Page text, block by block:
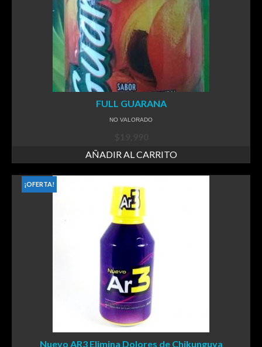
FULL GUARANA
NO VALORADO
AÑADIR AL CARRITO
¡OFERTA!
Nuevo AR3 Elimina Dolores de Chikunguya